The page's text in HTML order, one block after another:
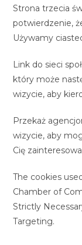
Strona trzecia
potwierdzenie,
Używamy
Link do sieci
który może
wizycie, aby
Przekaż
wizycie, aby
Cię
The cookies
Chamber of
Strictly
Targeting.